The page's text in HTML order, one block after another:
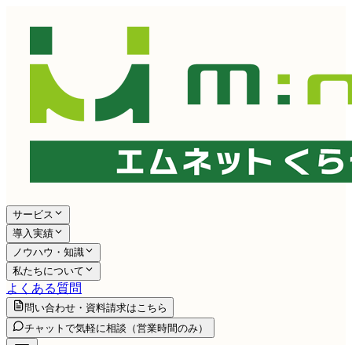
サービス
導入実績
ノウハウ・知識
私たちについて
よくある質問
問い合わせ・資料請求はこちら
チャットで気軽に相談 （営業時間のみ）